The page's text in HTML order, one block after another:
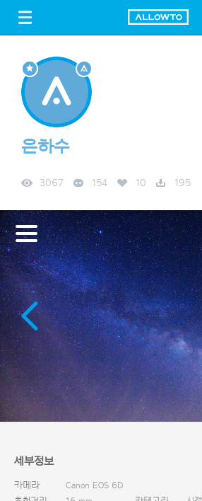
FREE DOWNLOAD
은하수
3067 154 10 195
세부정보
카메라
Canon EOS 6D